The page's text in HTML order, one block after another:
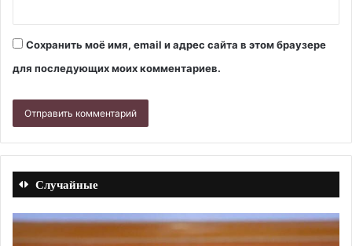
Сохранить моё имя, email и адрес сайта в этом браузере
для последующих моих комментариев.
Случайные
Салат
«Крабовый»
из